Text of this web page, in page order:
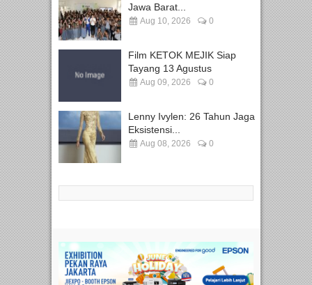
Jawa Barat...
Aug 10, 2026 0
Film KETOK MEJIK Siap
Tayang 13 Agustus
Aug 09, 2026 0
Lenny Ivylen: 26 Tahun Jaga
Eksistensi...
Aug 08, 2026 0